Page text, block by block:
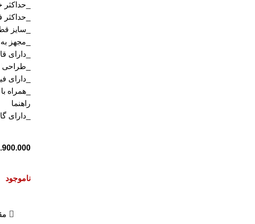
_حداکثر خروجی
_حداکثر
_سایز قطر
_مجهز
_دارای
_طراحی
_دارای
_همراه
راهنما
_دارای
ناموجود